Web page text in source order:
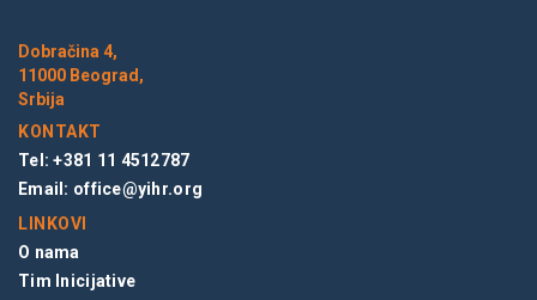
Dobračina 4,
11000 Beograd,
Srbija
KONTAKT
Tel: +381 11 4512787
Email: office@yihr.org
LINKOVI
O nama
Tim Inicijative